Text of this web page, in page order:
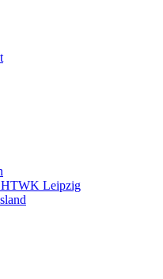
HTWK Leipzig